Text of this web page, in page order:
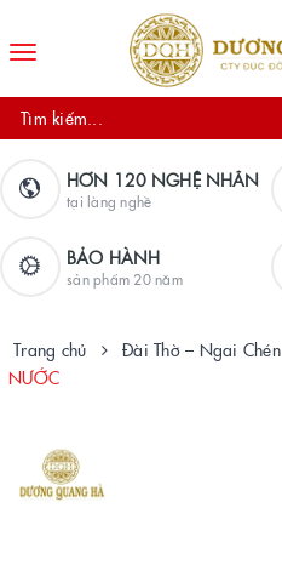
Toggle
HƠN 120 NGHỆ NHÂN
tại làng nghề
BẢO HÀNH
sản phẩm 20 năm
Trang chủ Đài Thờ – Ngai Chén
NƯỚC